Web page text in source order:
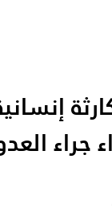
جراء